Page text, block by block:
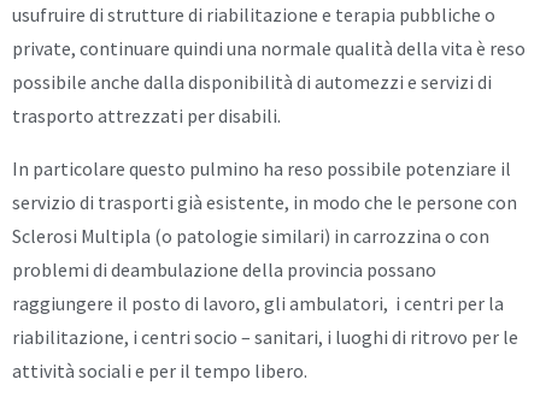
usufruire di strutture di riabilitazione e terapia pubbliche o
private, continuare quindi una normale qualità della vita è reso
possibile anche dalla disponibilità di automezzi e servizi di
trasporto attrezzati per disabili.
In particolare questo pulmino ha reso possibile potenziare il
servizio di trasporti già esistente, in modo che le persone con
Sclerosi Multipla (o patologie similari) in carrozzina o con
problemi di deambulazione della provincia possano
raggiungere il posto di lavoro, gli ambulatori, i centri per la
riabilitazione, i centri socio – sanitari, i luoghi di ritrovo per le
attività sociali e per il tempo libero.